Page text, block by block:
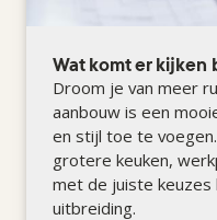
Wat komt er kijken
Droom je van meer
aanbouw is een
en stijl toe te
grotere keuken,
met de juiste keuzes
uitbreiding.